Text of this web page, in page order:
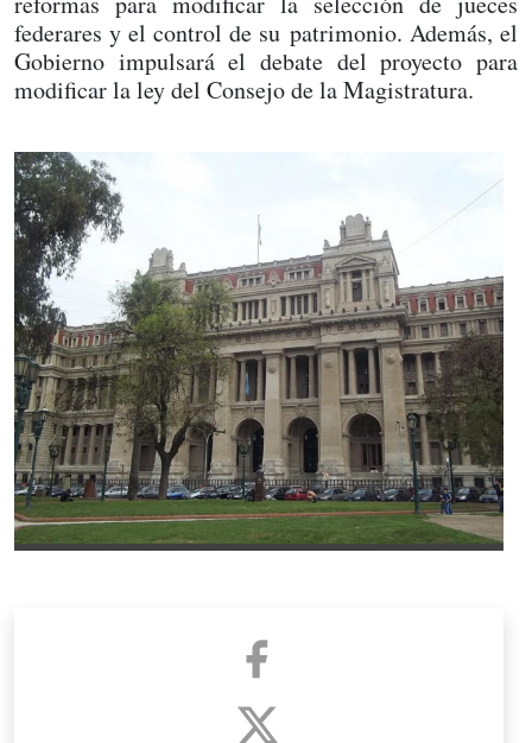
federares y el control de su patrimonio. Además, el
Gobierno impulsará el debate del proyecto para
modificar la ley del Consejo de la Magistratura.